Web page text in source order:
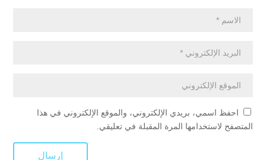
احفظ اسمي، بريدي الإلكتروني، والموقع الإلكتروني في هذا
المتصفح لاستخدامها المرة المقبلة في تعليقي.